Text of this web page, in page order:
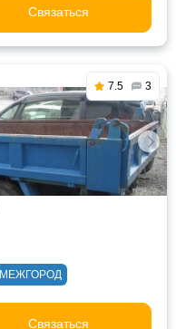
Связаться
7.5 3
МЕЖГОРОД
Связаться